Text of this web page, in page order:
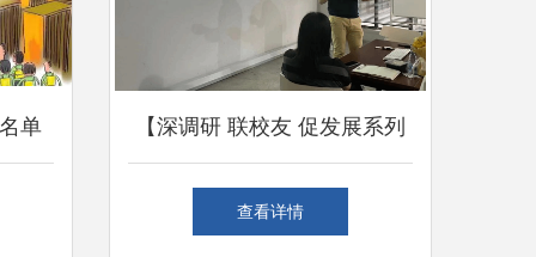
单 【深调研 联校友 促发展系列
报道(18)】走访校友企业正立
查看详情